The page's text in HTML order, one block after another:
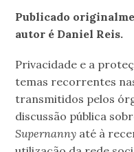
Publicado
autor é Daniel Reis.
Privacidade e a
temas recorrentes
transmitidos pelos
discussão pública
Supernanny até à